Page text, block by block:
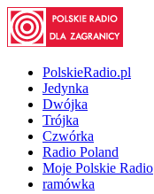
PolskieRadio.pl
Jedynka
Dwójka
Trójka
Czwórka
Radio Poland
Moje Polskie Radio
ramówka